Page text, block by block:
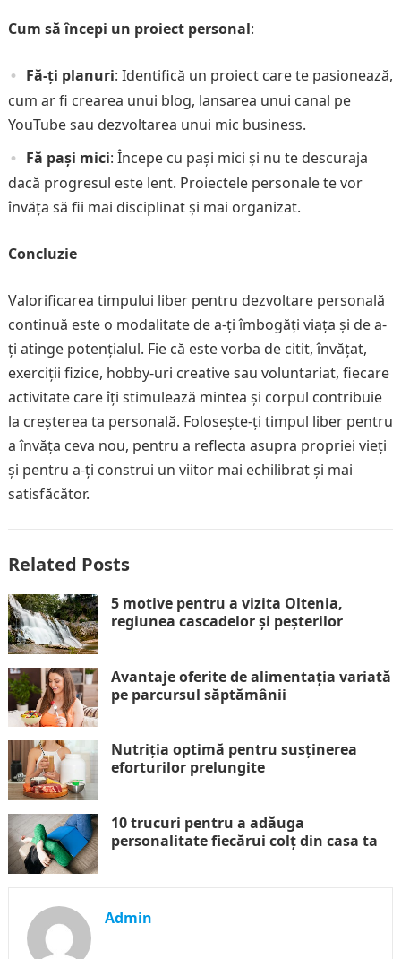
Cum să începi un proiect personal:
Fă-ți planuri: Identifică un proiect care te pasionează,
cum ar fi crearea unui blog, lansarea unui canal pe
YouTube sau dezvoltarea unui mic business.
Fă pași mici: Începe cu pași mici și nu te descuraja
dacă progresul este lent. Proiectele personale te vor
învăța să fii mai disciplinat și mai organizat.
Concluzie
Valorificarea timpului liber pentru dezvoltare personală
continuă este o modalitate de a-ți îmbogăți viața și de a-
ți atinge potențialul. Fie că este vorba de citit, învățat,
exerciții fizice, hobby-uri creative sau voluntariat, fiecare
activitate care îți stimulează mintea și corpul contribuie
la creșterea ta personală. Folosește-ți timpul liber pentru
a învăța ceva nou, pentru a reflecta asupra propriei vieți
și pentru a-ți construi un viitor mai echilibrat și mai
satisfăcător.
Related Posts
5 motive pentru a vizita Oltenia,
regiunea cascadelor și peșterilor
Avantaje oferite de alimentația variată
pe parcursul săptămânii
Nutriția optimă pentru susținerea
eforturilor prelungite
10 trucuri pentru a adăuga
personalitate fiecărui colț din casa ta
Admin